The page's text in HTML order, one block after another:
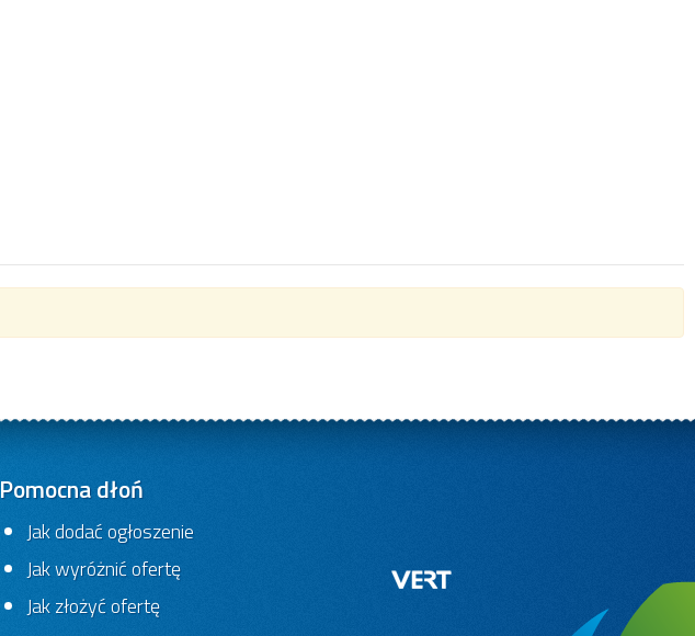
Pomocna dłoń
Jak dodać ogłoszenie
Jak wyróżnić ofertę
Jak złożyć ofertę